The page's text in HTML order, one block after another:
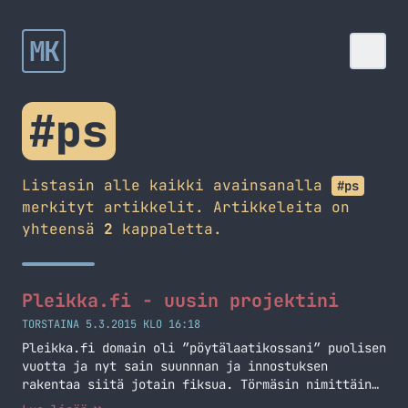
MK
#ps
Listasin alle kaikki avainsanalla #ps
merkityt artikkelit. Artikkeleita on
yhteensä 2 kappaletta.
Pleikka.fi - uusin projektini
TORSTAINA 5.3.2015 KLO 16:18
Pleikka.fi domain oli ”pöytälaatikossani” puolisen
vuotta ja nyt sain suunnnan ja innostuksen
rakentaa siitä jotain fiksua. Törmäsin nimittäin
Discourse nimiseen foorumisoftaan (tästä lisää